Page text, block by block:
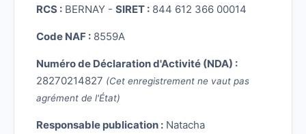
RCS : BERNAY - SIRET : 844 612 366 00014
Code NAF : 8559A
Numéro de Déclaration d'Activité (NDA) :
28270214827 (Cet enregistrement ne vaut pas
agrément de l'État)
Responsable publication : Natacha